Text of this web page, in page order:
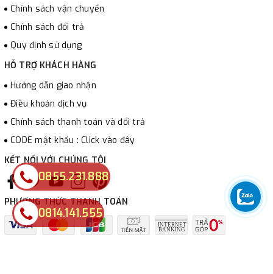
Chính sách vận chuyển
Chính sách đổi trả
Quy định sử dụng
HỖ TRỢ KHÁCH HÀNG
Hướng dẫn giao nhận
Điều khoản dịch vụ
Chính sách thanh toán và đổi trả
CODE mật khẩu : Click vào đây
KẾT NỐI VỚI CHÚNG TÔI
PHƯƠNG THỨC THANH TOÁN
0814.141.555
0855.231.888